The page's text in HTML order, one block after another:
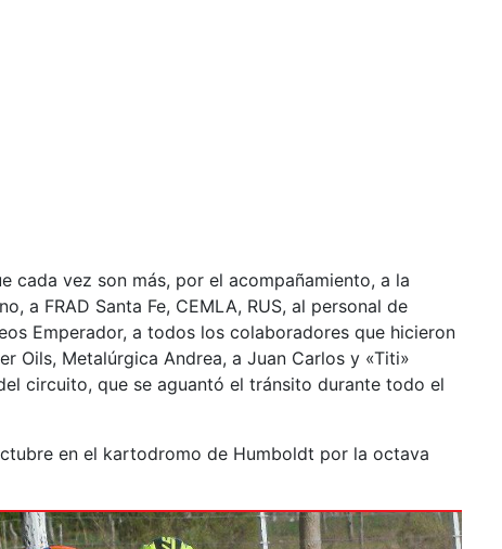
cada vez son más, por el acompañamiento, a la
a FRAD Santa Fe, CEMLA, RUS, al personal de
Emperador, a todos los colaboradores que hicieron
Oils, Metalúrgica Andrea, a Juan Carlos y «Titi»
circuito, que se aguantó el tránsito durante todo el
en el kartodromo de Humboldt por la octava